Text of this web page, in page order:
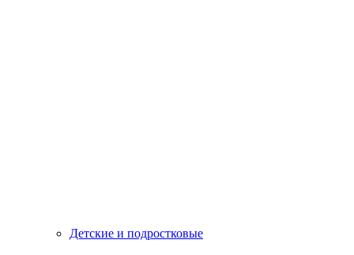
Детские и подростковые